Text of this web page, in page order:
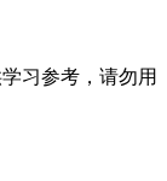
习参考，请勿用